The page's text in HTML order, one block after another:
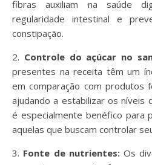
fibras auxiliam na saúde
regularidade intestinal e
constipação.
2. Controle do açúcar no
presentes na receita têm um
em comparação com produtos
ajudando a estabilizar os níveis
é especialmente benéfico para
aquelas que buscam controlar
3. Fonte de nutrientes:Os